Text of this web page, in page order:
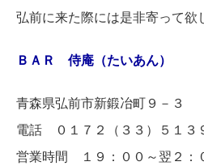
弘前に来た際には是非寄って欲
ＢＡＲ 侍庵（たいあん）
青森県弘前市新鍛冶町９－３
電話 ０１７２（３３）５１３
営業時間 １９：００～翌２：